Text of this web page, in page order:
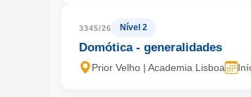
3345/26 Nível 2
Domótica - generalidades
Prior Velho | Academia Lisboa